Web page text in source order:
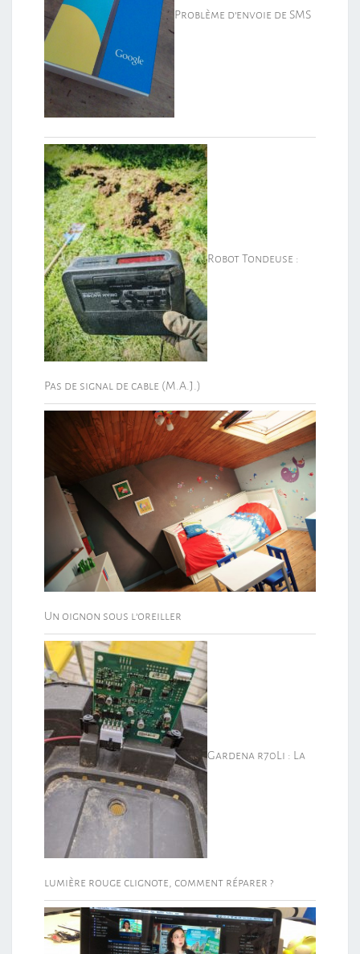
Problème d’envoie de SMS
Robot Tondeuse :
Pas de signal de cable (M.A.J.)
Un oignon sous l’oreiller
Gardena r70Li : La
lumière rouge clignote, comment réparer ?